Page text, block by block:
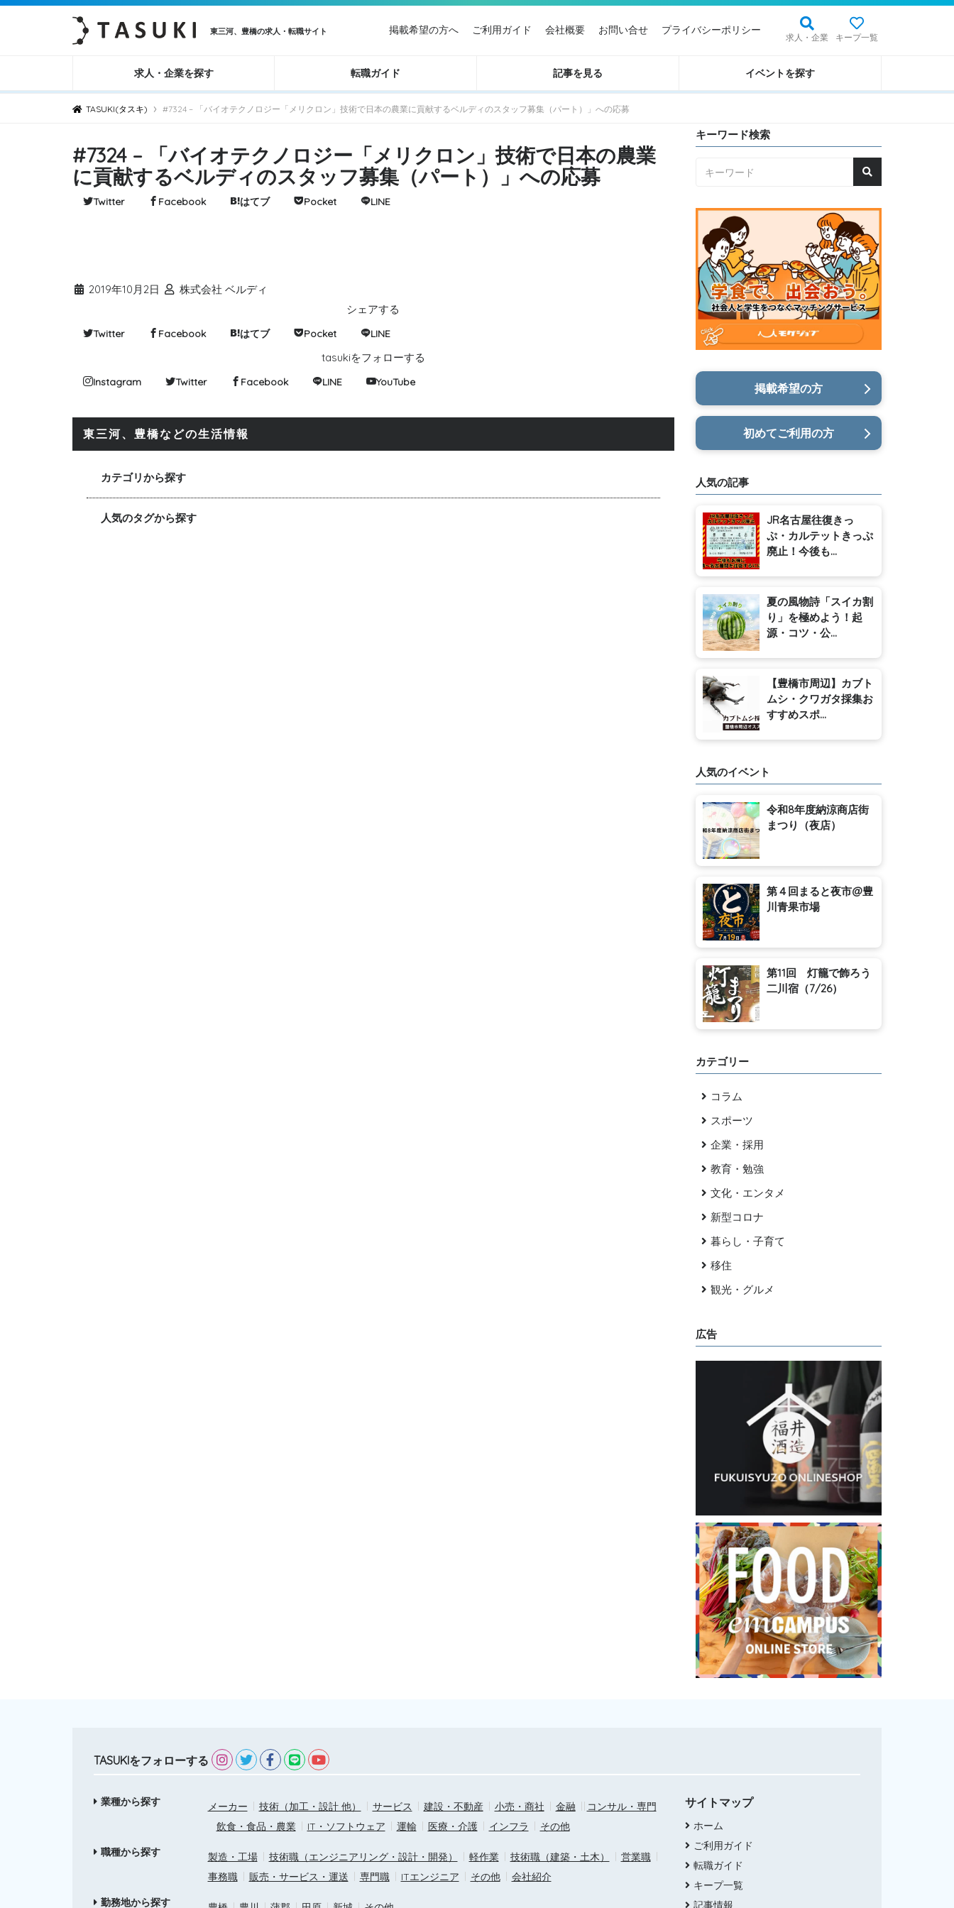
東三河、豊橋の求人・転職サイト
求人・企業 キープ一覧
掲載希望の方へ ご利用ガイド 会社概要 お問い合せ プライバシーポリシー
求人・企業を探す 転職ガイド 記事を見る イベントを探す
TASUKI(タスキ) › #7324 – 「バイオテクノロジー「メリクロン」技術で日本の農業に貢献するベルディのスタッフ募集（パート）」への応募
#7324 – 「バイオテクノロジー「メリクロン」技術で日本の農業
に貢献するベルディのスタッフ募集（パート）」への応募
Twitter Facebook はてブ Pocket LINE
2019年10月2日
株式会社 ベルディ
シェアする
Twitter Facebook はてブ Pocket LINE
tasukiをフォローする
Instagram Twitter Facebook LINE YouTube
東三河、豊橋などの生活情報
カテゴリから探す
人気のタグから探す
キーワード検索
掲載希望の方
初めてご利用の方
人気の記事
JR名古屋往復きっ
ぷ・カルテットきっぷ
廃止！今後も...
夏の風物詩「スイカ割
り」を極めよう！起
源・コツ・公...
【豊橋市周辺】カブト
ムシ・クワガタ採集お
すすめスポ...
人気のイベント
令和8年度納涼商店街
まつり（夜店）
第４回まると夜市@豊
川青果市場
第11回 灯籠で飾ろう
二川宿（7/26）
カテゴリー
コラム
スポーツ
企業・採用
教育・勉強
文化・エンタメ
新型コロナ
暮らし・子育て
移住
観光・グルメ
広告
TASUKIをフォローする
業種から探す メーカー 技術（加工・設計 他） サービス 建設・不動産 小売・商社 金融
コンサル・専門
飲食・食品・農業
IT・ソフトウェア 運輸 医療・介護 インフラ
その他
職種から探す
製造・工場 技術職（エンジニアリング・設計・開発） 軽作業 技術職（建築・土木）
営業職
事務職
販売・サービス・運送 専門職 ITエンジニア その他
会社紹介
勤務地から探す
サイトマップ
ホーム
ご利用ガイド
転職ガイド
キープ一覧
記事情報